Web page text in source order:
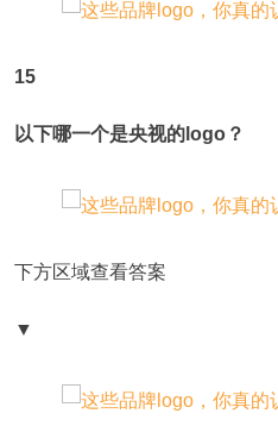
15
以下哪一个是央视的logo？
下方区域查看答案
▼